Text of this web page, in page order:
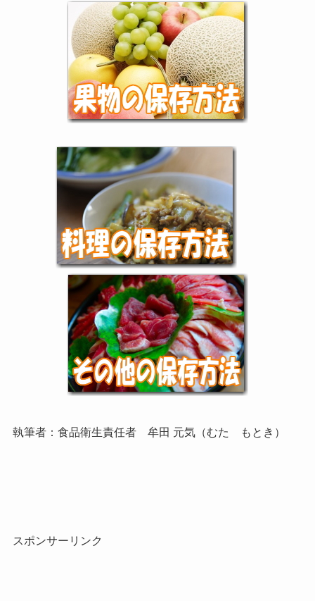
執筆者：食品衛生責任者 牟田 元気（むた もとき）
スポンサーリンク